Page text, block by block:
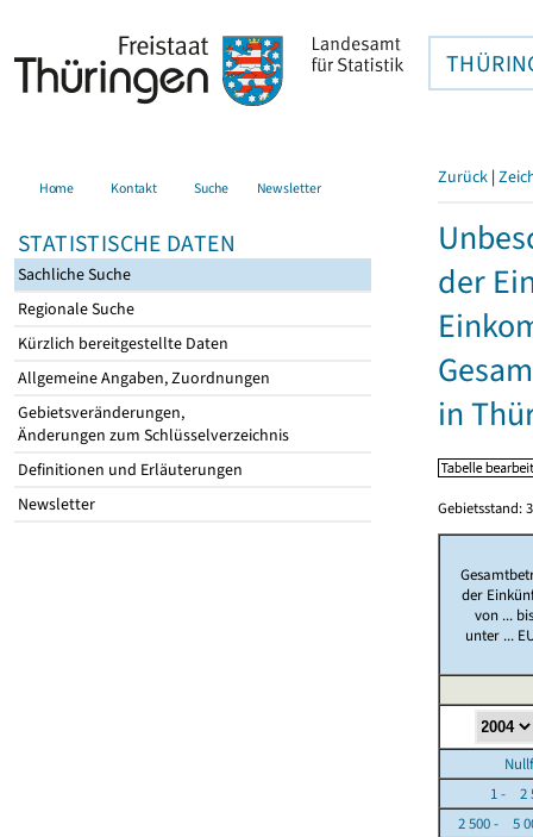
Home Kontakt Suche Newsletter
STATISTISCHE DATEN
Sachliche Suche
Regionale Suche
Kürzlich bereitgestellte Daten
Allgemeine Angaben, Zuordnungen
Gebietsveränderungen,
Änderungen zum Schlüsselverzeichnis
Definitionen und Erläuterungen
Newsletter
Zurück |
der
in
Gebietsstand:
der
von ...
unter ...
1 - 2
2 500 - 5